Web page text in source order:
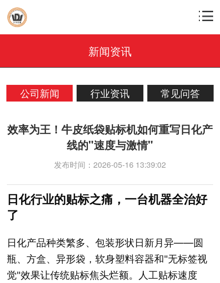
新闻资讯
公司新闻 行业资讯 常见问答
效率为王！牛皮纸袋贴标机如何重写日化产
线的"速度与激情"
发布时间：2026-05-16 13:39:02
日化行业的贴标之痛，一台机器全治好
了
日化产品种类繁多、包装形状日新月异——圆
瓶、方盒、异形袋，软身塑料容器和"无标签视
觉"效果让传统贴标焦头烂额。人工贴标速度